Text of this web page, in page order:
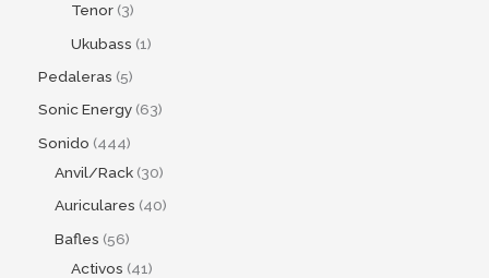
Tenor 3
Ukubass 1
Pedaleras 5
Sonic Energy 63
Sonido 444
Anvil/Rack 30
Auriculares 40
Bafles 56
Activos 41